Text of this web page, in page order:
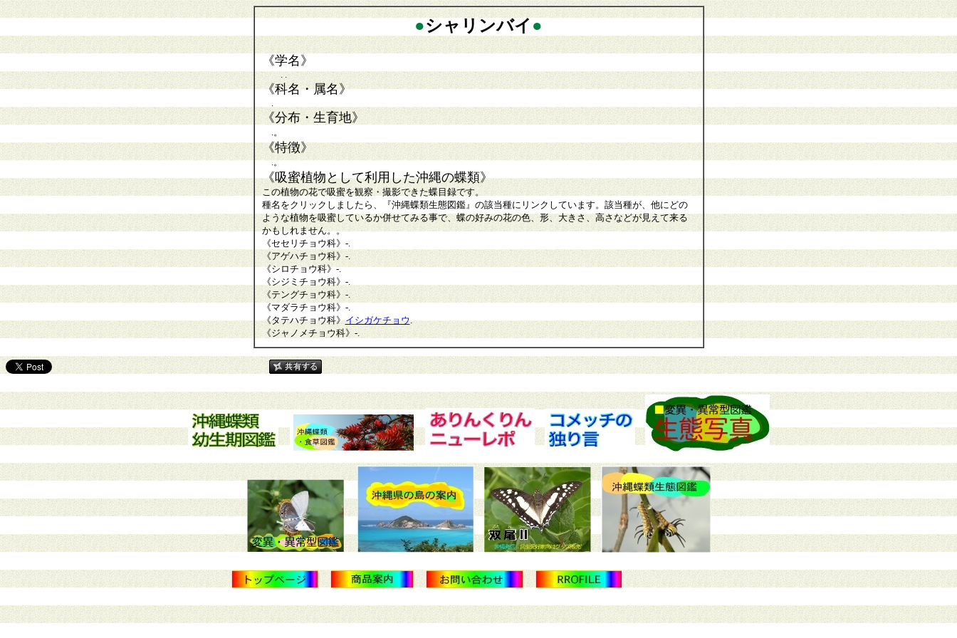
●シャリンバイ ●
《学名》
. .
《科名・属名》
.
《分布・生育地》
.。
《特徴》
.。
《吸蜜植物として利用した沖縄の蝶類》
この植物の花で吸蜜を観察・撮影できた蝶目録です。
種名をクリックしましたら、『沖縄蝶類生態図鑑』の該当種にリンクしています。該当種が、他にどの
ような植物を吸蜜しているか併せてみる事で、蝶の好みの花の色、形、大きさ、高さなどが見えて来る
かもしれません。。
《セセリチョウ科》 -.
《アゲハチョウ科》 -.
《シロチョウ科》-.
《シジミチョウ科》 -.
《テングチョウ科》 -.
《マダラチョウ科》 -.
《タテハチョウ科》イシガケチョウ.
《ジャノメチョウ科》 -.